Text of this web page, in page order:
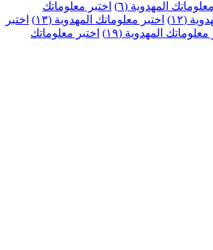
المهدوية (٦)
اختبر معلوماتك
(١٢) اختبر معلوماتك المهدوية (١٣)
اختبر
معلوماتك المهدوية (١٩)
اختبر معلوماتك